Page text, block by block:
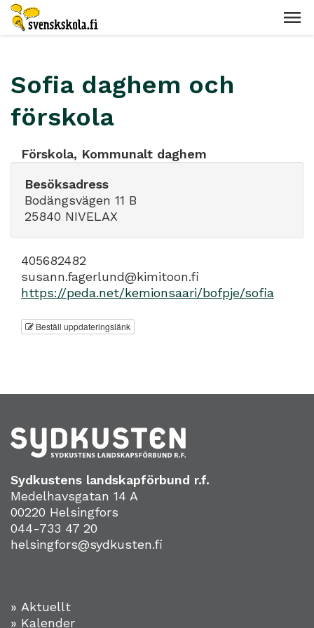
Sofia daghem och
förskola
Förskola, Kommunalt daghem
Besöksadress
Bodängsvägen 11 B
25840 NIVELAX
405682482
susann.fagerlund@kimitoon.fi
https://peda.net/kemionsaari/bofpje/sofia
Beställ uppdateringslänk
Sydkustens landskapförbund r.f.
Medelhavsgatan 14 A
00220 Helsingfors
044-733 47 20
helsingfors@sydkusten.fi
» Aktuellt
» Kalender